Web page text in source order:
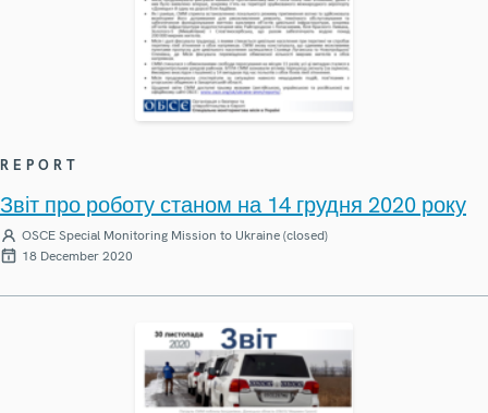
REPORT
Звіт про роботу станом на 14 грудня 2020 року
OSCE Special Monitoring Mission to Ukraine (closed)
18 December 2020